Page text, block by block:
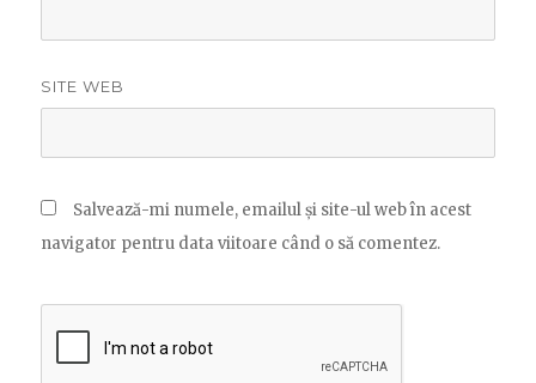
SITE WEB
Salvează-mi numele, emailul și site-ul web în acest
navigator pentru data viitoare când o să comentez.